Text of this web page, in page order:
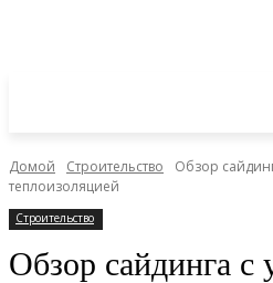
Домой Строительство
Обзор
теплоизоляцией
Строительство
Обзор сайдинга с